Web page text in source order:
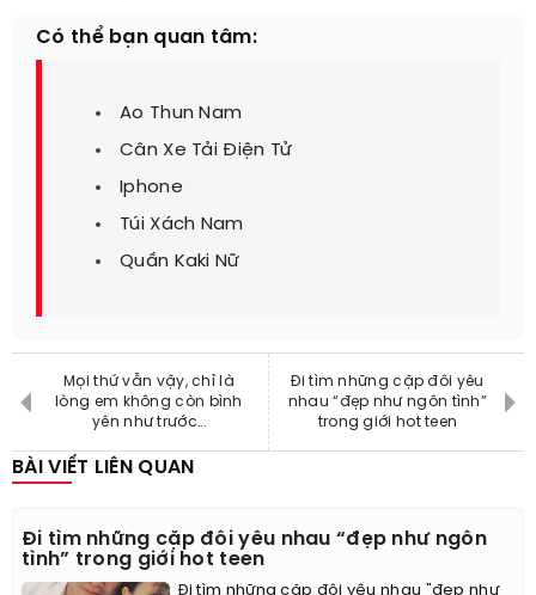
Có thể bạn quan tâm:
Ao Thun Nam
Cân Xe Tải Điện Tử
Iphone
Túi Xách Nam
Quần Kaki Nữ
Mọi thứ vẫn vậy, chỉ là
lòng em không còn bình
yên như trước...
Đi tìm những cặp đôi yêu
nhau “đẹp như ngôn tình”
trong giới hot teen
BÀI VIẾT LIÊN QUAN
Đi tìm những cặp đôi yêu nhau “đẹp như ngôn
tình” trong giới hot teen
Đi tìm những cặp đôi yêu nhau "đẹp như